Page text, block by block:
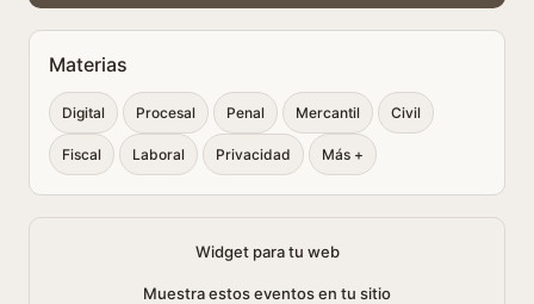
Materias
Digital Procesal Penal Mercantil Civil
Fiscal Laboral Privacidad Más +
Widget para tu web
Muestra estos eventos en tu sitio